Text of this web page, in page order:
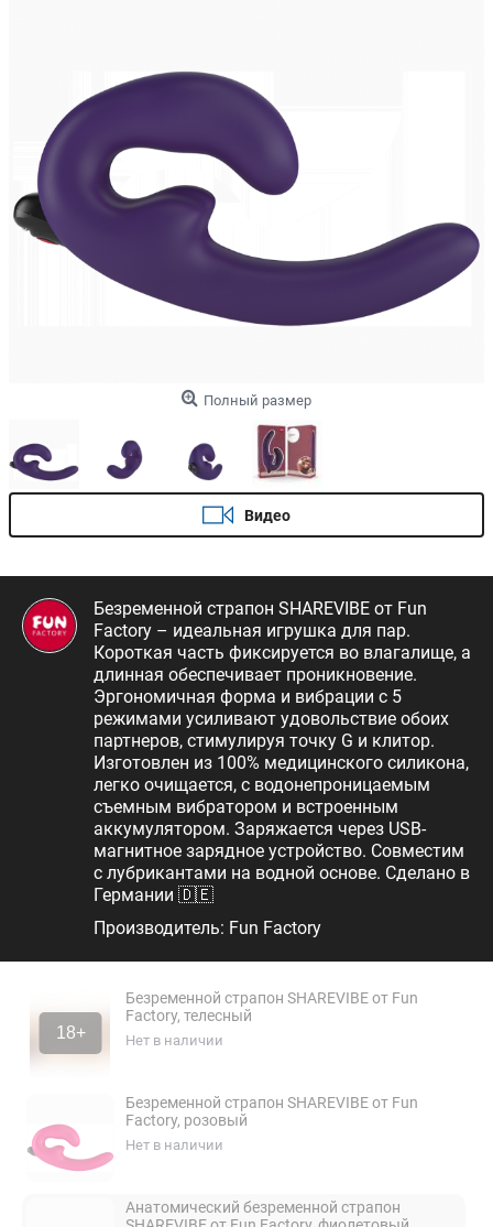
Полный размер
Видео
Безременной страпон SHAREVIBE от Fun
Factory – идеальная игрушка для пар.
Короткая часть фиксируется во влагалище, а
длинная обеспечивает проникновение.
Эргономичная форма и вибрации с 5
режимами усиливают удовольствие обоих
партнеров, стимулируя точку G и клитор.
Изготовлен из 100% медицинского силикона,
легко очищается, с водонепроницаемым
съемным вибратором и встроенным
аккумулятором. Заряжается через USB-
магнитное зарядное устройство. Совместим
с лубрикантами на водной основе. Сделано в
Германии 🇩🇪
Производитель: Fun Factory
18+
Безременной страпон SHAREVIBE от Fun
Factory, телесный
Нет в наличии
Безременной страпон SHAREVIBE от Fun
Factory, розовый
Нет в наличии
Анатомический безременной страпон